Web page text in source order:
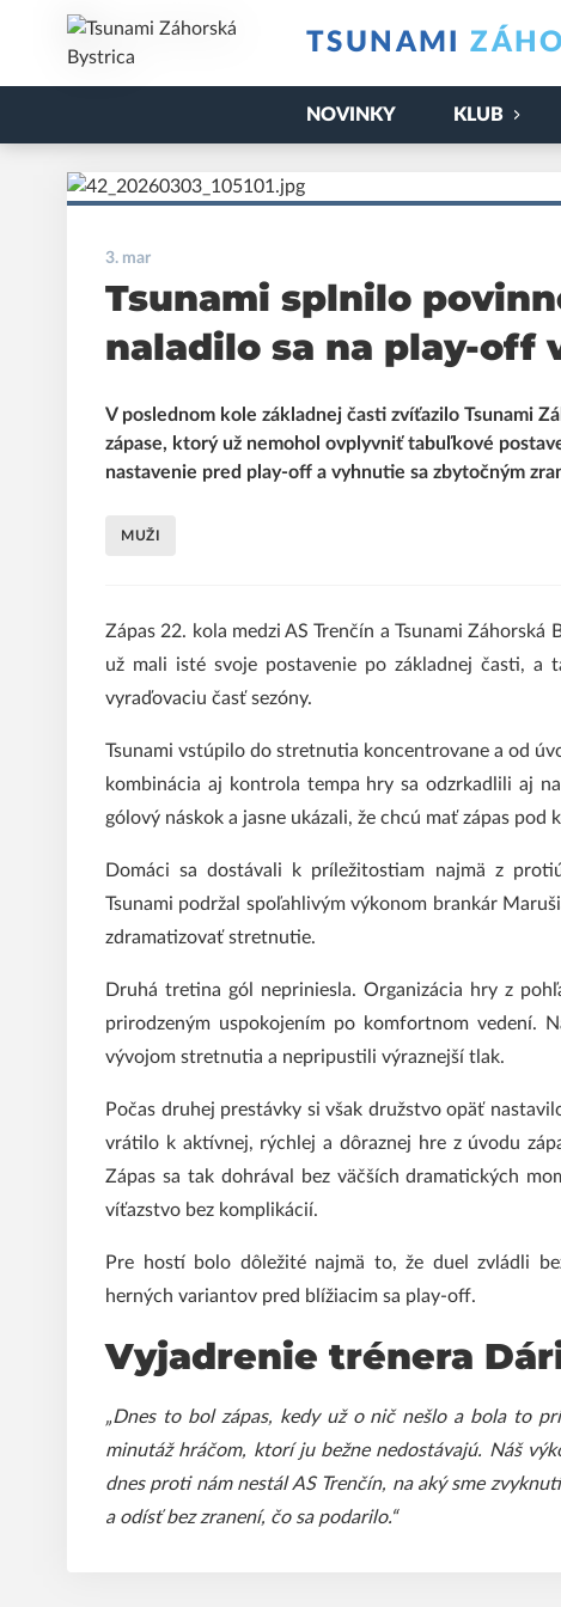
TSUNAMI
NOVINKY KLUB
3. mar
Tsunami splnilo
naladilo sa na play-off
V poslednom kole základnej časti zvíťazilo Tsunami
zápase, ktorý už nemohol ovplyvniť tabuľkové
nastavenie pred play-off a vyhnutie sa zbytočným
MUŽI
Zápas 22. kola medzi AS Trenčín a Tsunami
už mali isté svoje postavenie po základnej časti,
vyraďovaciu časť sezóny.
Tsunami vstúpilo do stretnutia koncentrovane a od
kombinácia aj kontrola tempa hry sa odzrkadlili aj
gólový náskok a jasne ukázali, že chcú mať zápas pod
Domáci sa dostávali k príležitostiam najmä z
Tsunami podržal spoľahlivým výkonom brankár
zdramatizovať stretnutie.
Druhá tretina gól nepriniesla. Organizácia hry z
prirodzeným uspokojením po komfortnom vedení.
vývojom stretnutia a nepripustili výraznejší tlak.
Počas druhej prestávky si však družstvo opäť
vrátilo k aktívnej, rýchlej a dôraznej hre z úvodu
Zápas sa tak dohrával bez väčších dramatických
víťazstvo bez komplikácií.
Pre hostí bolo dôležité najmä to, že duel zvládli
herných variantov pred blížiacim sa play-off.
Vyjadrenie trénera
„Dnes to bol zápas, kedy už o nič nešlo a bola to
minutáž hráčom, ktorí ju bežne nedostávajú. Náš
dnes proti nám nestál AS Trenčín, na aký sme
a odísť bez zranení, čo sa podarilo.“